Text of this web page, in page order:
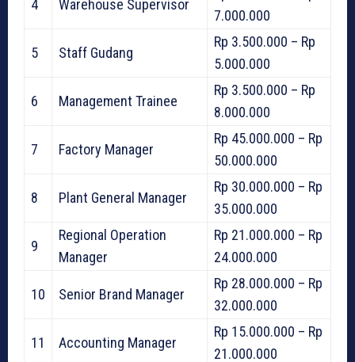
4 Warehouse Supervisor
7.000.000
5 Staff Gudang
Rp 3.500.000 – Rp
5.000.000
6 Management Trainee
Rp 3.500.000 – Rp
8.000.000
7 Factory Manager
Rp 45.000.000 – Rp
50.000.000
8 Plant General Manager
Rp 30.000.000 – Rp
35.000.000
9
Regional Operation
Manager
Rp 21.000.000 – Rp
24.000.000
10 Senior Brand Manager
Rp 28.000.000 – Rp
32.000.000
11 Accounting Manager
Rp 15.000.000 – Rp
21.000.000